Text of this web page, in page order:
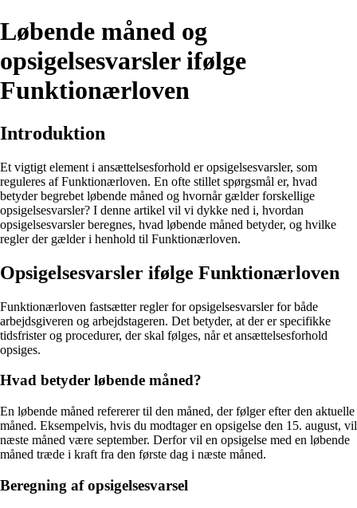
Løbende måned og
opsigelsesvarsler ifølge
Funktionærloven
Introduktion
Et vigtigt element i ansættelsesforhold er opsigelsesvarsler, som
reguleres af Funktionærloven. En ofte stillet spørgsmål er, hvad
betyder begrebet løbende måned og hvornår gælder forskellige
opsigelsesvarsler? I denne artikel vil vi dykke ned i, hvordan
opsigelsesvarsler beregnes, hvad løbende måned betyder, og hvilke
regler der gælder i henhold til Funktionærloven.
Opsigelsesvarsler ifølge Funktionærloven
Funktionærloven fastsætter regler for opsigelsesvarsler for både
arbejdsgiveren og arbejdstageren. Det betyder, at der er specifikke
tidsfrister og procedurer, der skal følges, når et ansættelsesforhold
opsiges.
Hvad betyder løbende måned?
En løbende måned refererer til den måned, der følger efter den aktuelle
måned. Eksempelvis, hvis du modtager en opsigelse den 15. august, vil
næste måned være september. Derfor vil en opsigelse med en løbende
måned træde i kraft fra den første dag i næste måned.
Beregning af opsigelsesvarsel